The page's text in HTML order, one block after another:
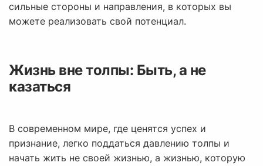
сильные стороны и направления, в которых вы
можете реализовать свой потенциал.
Жизнь вне толпы: Быть, а не
казаться
В современном мире, где ценятся успех и
признание, легко поддаться давлению толпы и
начать жить не своей жизнью, а жизнью, которую